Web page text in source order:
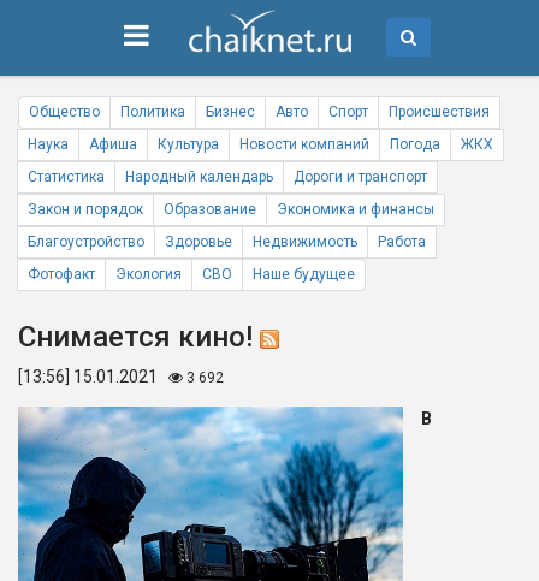
Общество Политика Бизнес Авто Спорт
Происшествия
Наука
Афиша Культура Новости компаний Погода
ЖКХ
Статистика
Народный календарь
Дороги и транспорт
Закон и порядок
Образование
Экономика и финансы
Благоустройство
Здоровье Недвижимость
Работа
Фотофакт
Экология СВО Наше будущее
Снимается кино!
[13:56] 15.01.2021 3 692
В